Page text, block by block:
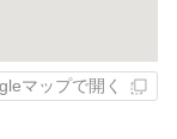
マップで開く